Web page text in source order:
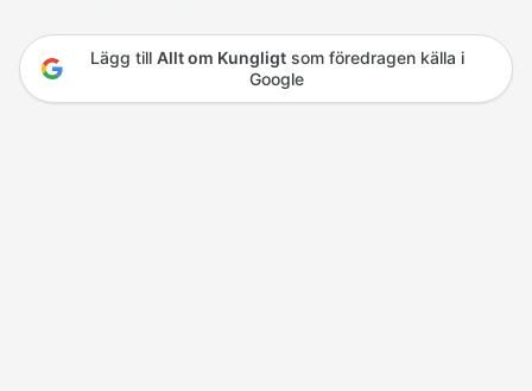
Lägg till Allt om Kungligtsom föredragen källa i
Google